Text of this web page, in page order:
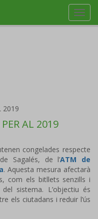
AL 2019
congelades respecte
Sagalés, de l’ATM de
. Aquesta mesura afectarà
com els bitllets senzills i
sistema. L’objectiu és
els ciutadans i reduir l’ús